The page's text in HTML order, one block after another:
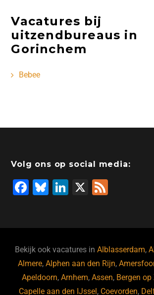
Vacatures bij
uitzendbureaus in
Gorinchem
Bebee
Volg ons op social media:
F
b
o
o
Bl
ky
Li
dI
n
X
Bekijk ook vacatures inAlblasserdam,
Almere,Alphen aan den Rijn,
Apeldoorn,Arnhem,Assen, Bergen
Capelle aan den IJssel, Coevorden,